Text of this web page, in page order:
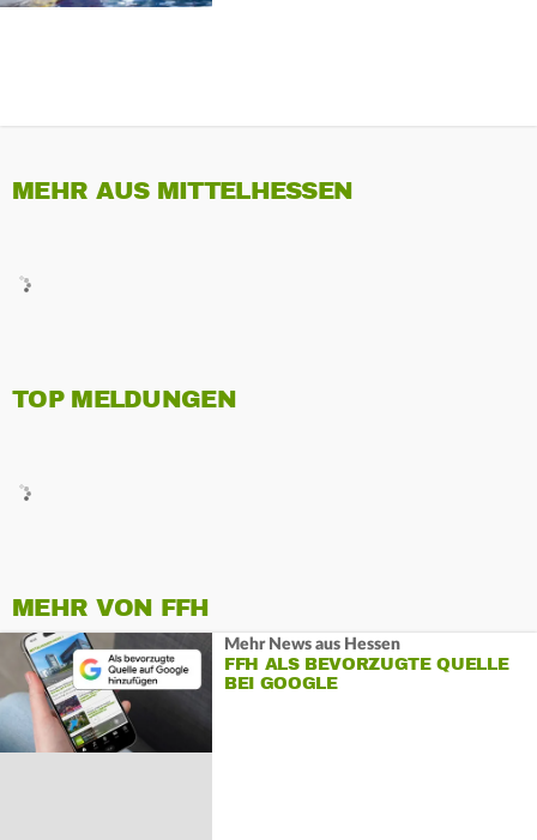
MEHR AUS MITTELHESSEN
TOP MELDUNGEN
MEHR VON FFH
Mehr News aus Hessen
FFH ALS BEVORZUGTE QUELLE
BEI GOOGLE